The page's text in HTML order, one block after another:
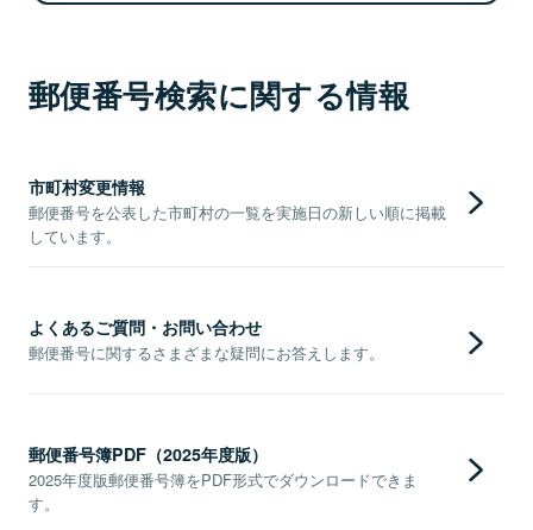
郵便番号検索に関する情報
市町村変更情報
郵便番号を公表した市町村の一覧を実施日の新しい順に掲載
しています。
よくあるご質問・お問い合わせ
郵便番号に関するさまざまな疑問にお答えします。
郵便番号簿PDF（2025年度版）
2025年度版郵便番号簿をPDF形式でダウンロードできま
す。